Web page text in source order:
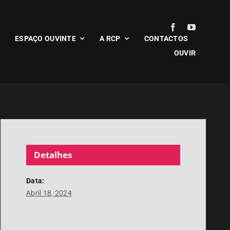
ESPAÇO OUVINTE A RCP
CONTACTOS
OUVIR
Detalhes
Data:
Abril 18, 2024